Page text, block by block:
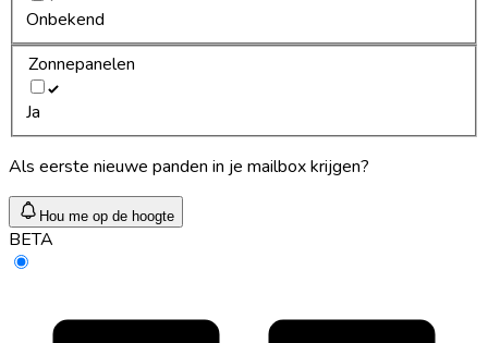
Onbekend
Zonnepanelen
Ja
Als eerste nieuwe panden in je mailbox krijgen?
Hou me op de hoogte
BETA